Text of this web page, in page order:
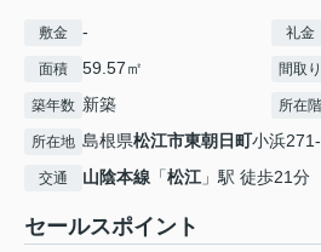
敷金 - 礼金
面積 59.57㎡ 間取り
築年数 新築 所在階
所在地 島根県松江市東朝日町小浜
交通 山陰本線 「松江」駅 徒歩21分
セールスポイント